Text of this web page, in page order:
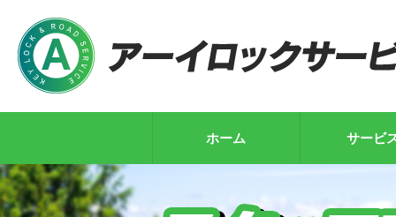
ホーム サービ